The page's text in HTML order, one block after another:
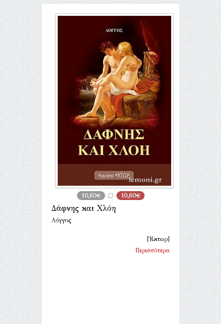
10,60€ 10,60€
Δάφνης και Χλόη
Λόγγος
[Έκτωρ]
Περισσότερα